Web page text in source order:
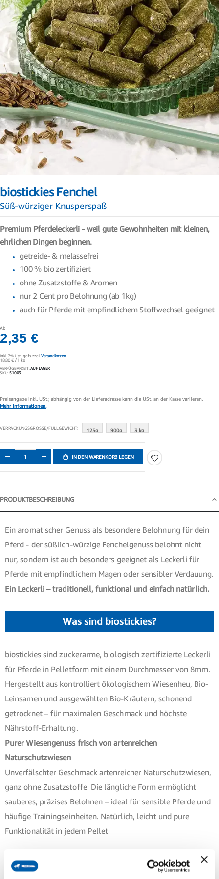
der
springen
biostickies Fenchel
Süß-würziger Knusperspaß
Premium Pferdeleckerli - weil gute Gewohnheiten mit kleinen,
ehrlichen Dingen beginnen.
getreide- & melassefrei
100 % bio zertifiziert
ohne Zusatzstoffe & Aromen
nur 2 Cent pro Belohnung (ab 1kg)
auch für Pferde mit empfindlichem Stoffwechsel geeignet
Ab
2,35 €
Inkl. 7% Ust.,ggfs. zzgl.Versandkosten
18,80 €/ 1 kg
VERFÜGBARKEIT:AUF LAGER
SKU 51003
Preisangabe inkl. USt.; abhängig von der Lieferadresse kann die USt. an der Kasse variieren.
Mehr Informationen.
VERPACKUNGSGRÖSSE/FÜLLGEWICHT 125g 900g 3 kg
IN DEN WARENKORB LEGEN
PRODUKTBESCHREIBUNG
Produktbeschreibung
Ein aromatischer Genuss als besondere Belohnung für dein
Pferd - der süßlich-würzige Fenchelgenuss belohnt nicht
nur, sondern ist auch besonders geeignet als Leckerli für
Pferde mit empfindlichem Magen oder sensibler Verdauung.
Ein Leckerli – traditionell, funktional und einfach natürlich.
Was sind biostickies?
biostickies sind zuckerarme, biologisch zertifizierte Leckerli
für Pferde in Pelletform mit einem Durchmesser von 8mm.
Hergestellt aus kontrolliert ökologischem Wiesenheu, Bio-
Leinsamen und ausgewählten Bio-Kräutern, schonend
getrocknet – für maximalen Geschmack und höchste
Nährstoff-Erhaltung.
Purer Wiesen­genuss frisch von artenreichen
Naturschutzwiesen
Unverfälschter Geschmack artenreicher Naturschutzwiesen,
ganz ohne Zusatzstoffe. Die längliche Form ermöglicht
sauberes, präzises Belohnen – ideal für sensible Pferde und
häufige Trainingseinheiten. Natürlich, leicht und pure
Funktionalität in jedem Pellet.
Natürlich, gesund, funktional – die perfekte Belohnung für